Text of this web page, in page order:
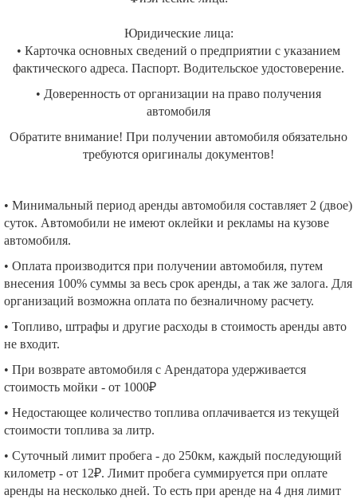
Юридические лица:
• Карточка основных сведений о предприятии с указанием
фактического адреса. Паспорт. Водительское удостоверение.
• Доверенность от организации на право получения
автомобиля
Обратите внимание! При получении автомобиля обязательно
требуются оригиналы документов!
• Минимальный период аренды автомобиля составляет 2 (двое)
суток. Автомобили не имеют оклейки и рекламы на кузове
автомобиля.
• Оплата производится при получении автомобиля, путем
внесения 100% суммы за весь срок аренды, а так же залога. Для
организаций возможна оплата по безналичному расчету.
• Топливо, штрафы и другие расходы в стоимость аренды авто
не входит.
• При возврате автомобиля с Арендатора удерживается
стоимость мойки - от 1000₽
• Недостающее количество топлива оплачивается из текущей
стоимости топлива за литр.
• Суточный лимит пробега - до 250км, каждый последующий
километр - от 12₽. Лимит пробега суммируется при оплате
аренды на несколько дней. То есть при аренде на 4 дня лимит